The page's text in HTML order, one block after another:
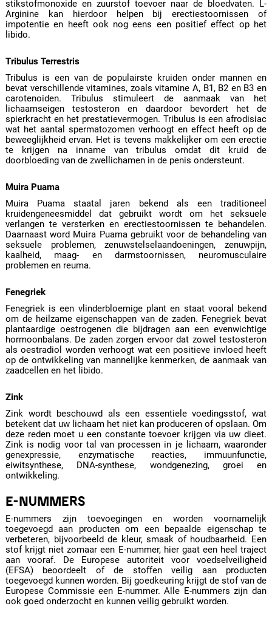
stikstofmonoxide en zuurstof toevoer naar de bloedvaten. L-
Arginine kan hierdoor helpen bij erectiestoornissen of
impotentie en heeft ook nog eens een positief effect op het
libido.
Tribulus Terrestris
Tribulus is een van de populairste kruiden onder mannen en
bevat verschillende vitamines, zoals vitamine A, B1, B2 en B3 en
carotenoiden. Tribulus stimuleert de aanmaak van het
lichaamseigen testosteron en daardoor bevordert het de
spierkracht en het prestatievermogen. Tribulus is een afrodisiac
wat het aantal spermatozomen verhoogt en effect heeft op de
beweeglijkheid ervan. Het is tevens makkelijker om een erectie
te krijgen na inname van tribulus omdat dit kruid de
doorbloeding van de zwellichamen in de penis ondersteunt.
Muira Puama
Muira Puama staatal jaren bekend als een traditioneel
kruidengeneesmiddel dat gebruikt wordt om het seksuele
verlangen te versterken en erectiestoornissen te behandelen.
Daarnaast word Muira Puama gebruikt voor de behandeling van
seksuele problemen, zenuwstelselaandoeningen, zenuwpijn,
kaalheid, maag- en darmstoornissen, neuromusculaire
problemen en reuma.
Fenegriek
Fenegriek is een vlinderbloemige plant en staat vooral bekend
om de heilzame eigenschappen van de zaden. Fenegriek bevat
plantaardige oestrogenen die bijdragen aan een evenwichtige
hormoonbalans. De zaden zorgen ervoor dat zowel testosteron
als oestradiol worden verhoogt wat een positieve invloed heeft
op de ontwikkeling van mannelijke kenmerken, de aanmaak van
zaadcellen en het libido.
Zink
Zink wordt beschouwd als een essentiele voedingsstof, wat
betekent dat uw lichaam het niet kan produceren of opslaan. Om
deze reden moet u een constante toevoer krijgen via uw dieet.
Zink is nodig voor tal van processen in je lichaam, waaronder
genexpressie, enzymatische reacties, immuunfunctie,
eiwitsynthese, DNA-synthese, wondgenezing, groei en
ontwikkeling.
E-NUMMERS
E-nummers zijn toevoegingen en worden voornamelijk
toegevoegd aan producten om een bepaalde eigenschap te
verbeteren, bijvoorbeeld de kleur, smaak of houdbaarheid. Een
stof krijgt niet zomaar een E-nummer, hier gaat een heel traject
aan vooraf. De Europese autoriteit voor voedselveiligheid
(EFSA) beoordeelt of de stoffen veilig aan producten
toegevoegd kunnen worden. Bij goedkeuring krijgt de stof van de
Europese Commissie een E-nummer. Alle E-nummers zijn dan
ook goed onderzocht en kunnen veilig gebruikt worden.